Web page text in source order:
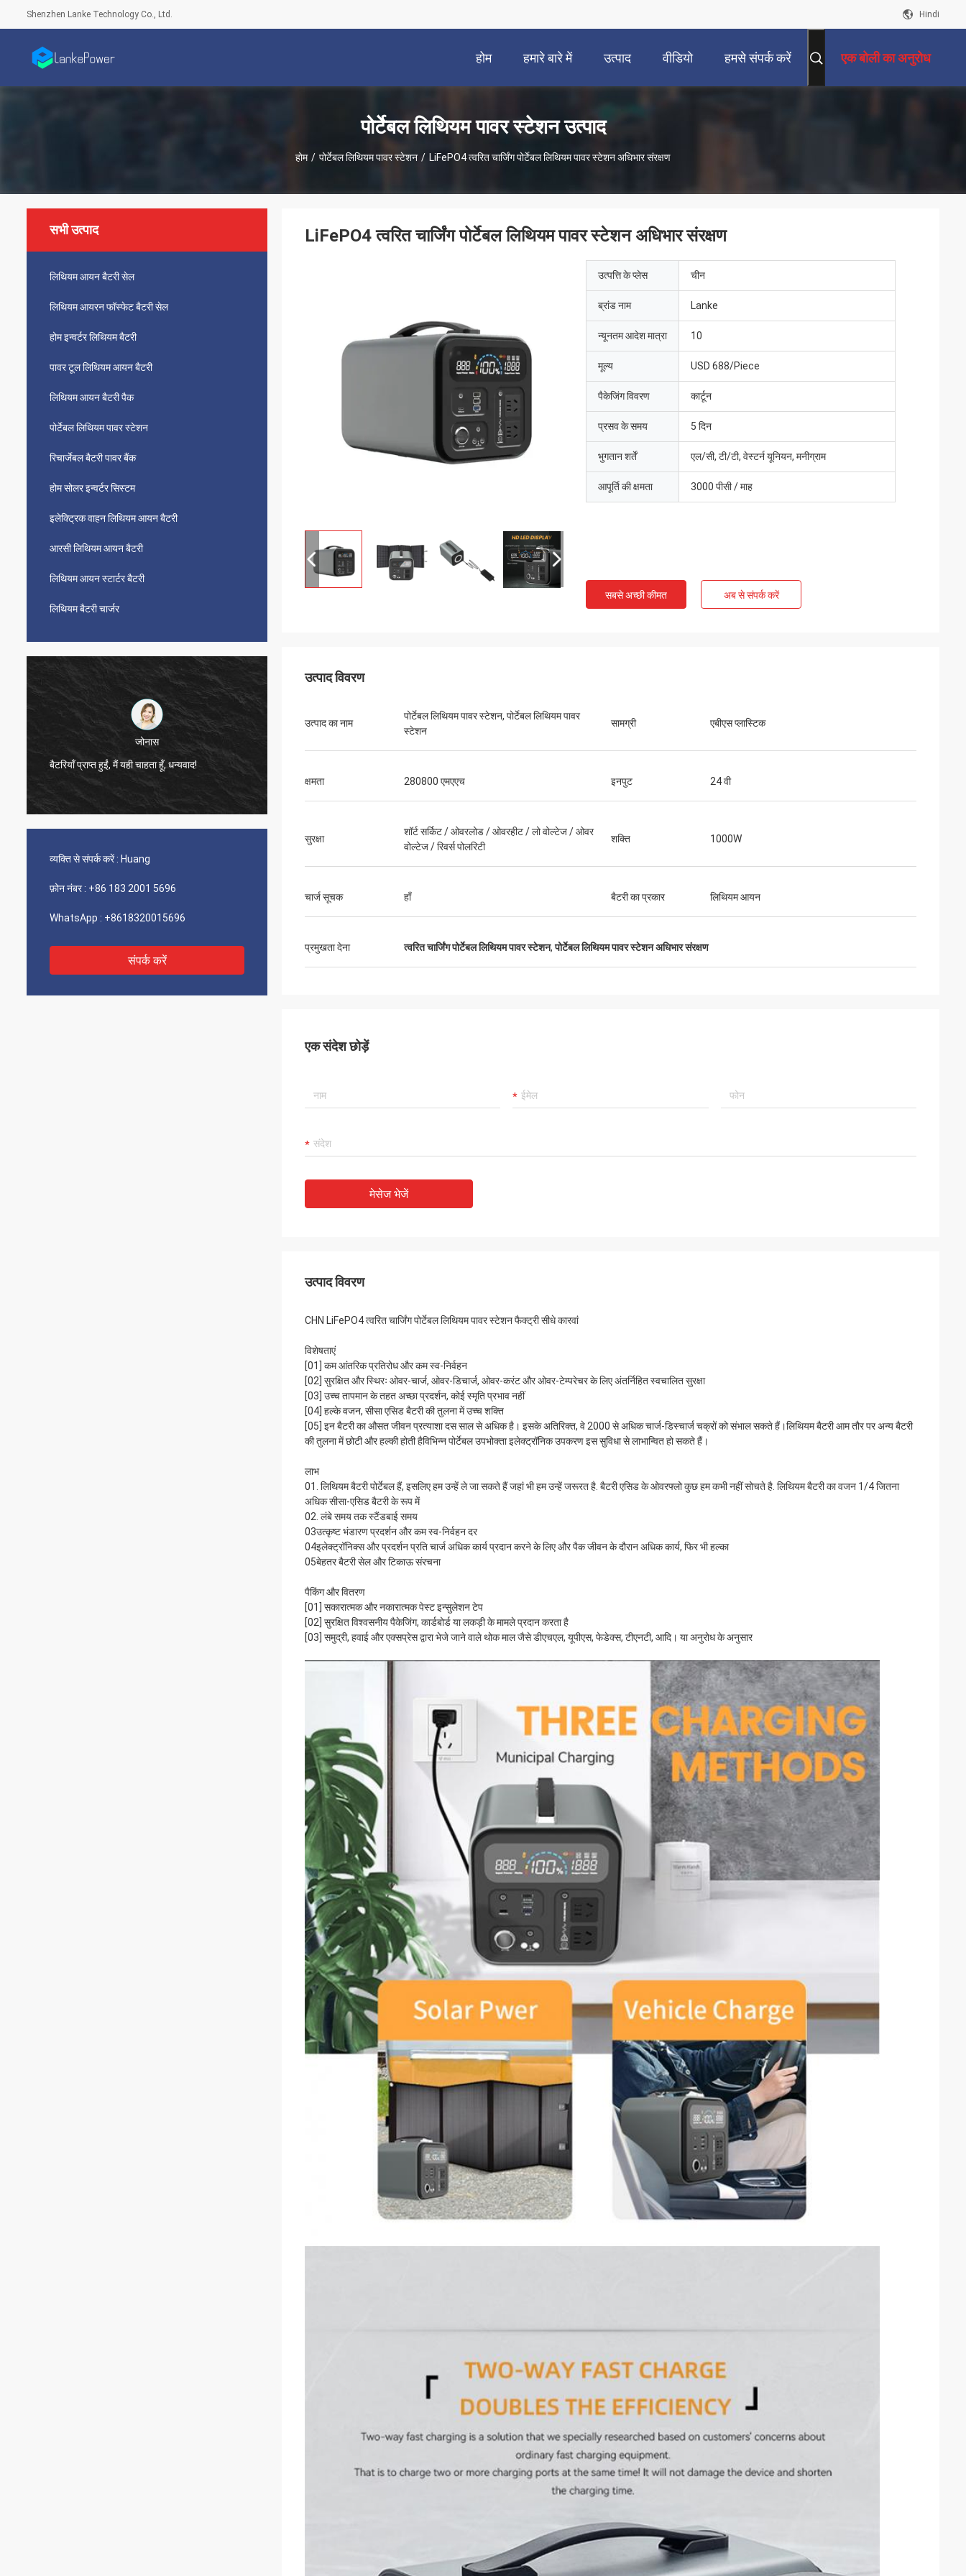
Shenzhen Lanke Technology Co., Ltd. Hindi
होम हमारे बारे में उत्पाद वीडियो हमसे संपर्क करें एक बोली का अनुरोध
पोर्टेबल लिथियम पावर स्टेशन उत्पाद
होम / पोर्टेबल लिथियम पावर स्टेशन / LiFePO4 त्वरित चार्जिंग पोर्टेबल लिथियम पावर स्टेशन अधिभार संरक्षण
सभी उत्पाद
लिथियम आयन बैटरी सेल
लिथियम आयरन फॉस्फेट बैटरी सेल
होम इन्वर्टर लिथियम बैटरी
पावर टूल लिथियम आयन बैटरी
लिथियम आयन बैटरी पैक
पोर्टेबल लिथियम पावर स्टेशन
रिचार्जेबल बैटरी पावर बैंक
होम सोलर इन्वर्टर सिस्टम
इलेक्ट्रिक वाहन लिथियम आयन बैटरी
आरसी लिथियम आयन बैटरी
लिथियम आयन स्टार्टर बैटरी
लिथियम बैटरी चार्जर
फैब्रिकियो मेंडोंका
बिक्री प्रबंधक, एंटोनियो, अच्छी सेवा!!!
व्यक्ति से संपर्क करें : Huang
फ़ोन नंबर : +86 183 2001 5696
WhatsApp : +8618320015696
संपर्क करें
LiFePO4 त्वरित चार्जिंग पोर्टेबल लिथियम पावर स्टेशन अधिभार संरक्षण
उत्पत्ति के प्लेस चीन
ब्रांड नाम Lanke
न्यूनतम आदेश मात्रा 10
मूल्य USD 688/Piece
पैकेजिंग विवरण कार्टून
प्रसव के समय 5 दिन
भुगतान शर्तें एल/सी, टी/टी, वेस्टर्न यूनियन, मनीग्राम
आपूर्ति की क्षमता 3000 पीसी / माह
सबसे अच्छी कीमत अब से संपर्क करें
उत्पाद विवरण
उत्पाद का नाम
पोर्टेबल लिथियम पावर स्टेशन, पोर्टेबल लिथियम पावर
स्टेशन
सामग्री एबीएस प्लास्टिक
क्षमता 280800 एमएएच इनपुट 24 वी
सुरक्षा
शॉर्ट सर्किट / ओवरलोड / ओवरहीट / लो वोल्टेज / ओवर
वोल्टेज / रिवर्स पोलरिटी
शक्ति 1000W
चार्ज सूचक हाँ बैटरी का प्रकार लिथियम आयन
प्रमुखता देना त्वरित चार्जिंग पोर्टेबल लिथियम पावर स्टेशन,पोर्टेबल लिथियम पावर स्टेशन अधिभार संरक्षण
एक संदेश छोड़ें
मेसेज भेजें
उत्पाद विवरण
CHN LiFePO4 त्वरित चार्जिंग पोर्टेबल लिथियम पावर स्टेशन फैक्ट्री सीधे कारवां
विशेषताएं
[01] कम आंतरिक प्रतिरोध और कम स्व-निर्वहन
[02] सुरक्षित और स्थिरः ओवर-चार्ज, ओवर-डिचार्ज, ओवर-करंट और ओवर-टेम्परेचर के लिए अंतर्निहित स्वचालित सुरक्षा
[03] उच्च तापमान के तहत अच्छा प्रदर्शन, कोई स्मृति प्रभाव नहीं
[04] हल्के वजन, सीसा एसिड बैटरी की तुलना में उच्च शक्ति
[05] इन बैटरी का औसत जीवन प्रत्याशा दस साल से अधिक है। इसके अतिरिक्त, वे 2000 से अधिक चार्ज-डिस्चार्ज चक्रों को संभाल सकते हैं।लिथियम बैटरी आम तौर पर अन्य बैटरी
की तुलना में छोटी और हल्की होती हैविभिन्न पोर्टेबल उपभोक्ता इलेक्ट्रॉनिक उपकरण इस सुविधा से लाभान्वित हो सकते हैं।
लाभ
01. लिथियम बैटरी पोर्टेबल हैं, इसलिए हम उन्हें ले जा सकते हैं जहां भी हम उन्हें जरूरत है. बैटरी एसिड के ओवरफ्लो कुछ हम कभी नहीं सोचते है. लिथियम बैटरी का वजन 1/4 जितना
अधिक सीसा-एसिड बैटरी के रूप में
02. लंबे समय तक स्टैंडबाई समय
03उत्कृष्ट भंडारण प्रदर्शन और कम स्व-निर्वहन दर
04इलेक्ट्रॉनिक्स और प्रदर्शन प्रति चार्ज अधिक कार्य प्रदान करने के लिए और पैक जीवन के दौरान अधिक कार्य, फिर भी हल्का
05बेहतर बैटरी सेल और टिकाऊ संरचना
पैकिंग और वितरण
[01] सकारात्मक और नकारात्मक पेस्ट इन्सुलेशन टेप
[02] सुरक्षित विश्वसनीय पैकेजिंग, कार्डबोर्ड या लकड़ी के मामले प्रदान करता है
[03] समुद्री, हवाई और एक्सप्रेस द्वारा भेजे जाने वाले थोक माल जैसे डीएचएल, यूपीएस, फेडेक्स, टीएनटी, आदि। या अनुरोध के अनुसार